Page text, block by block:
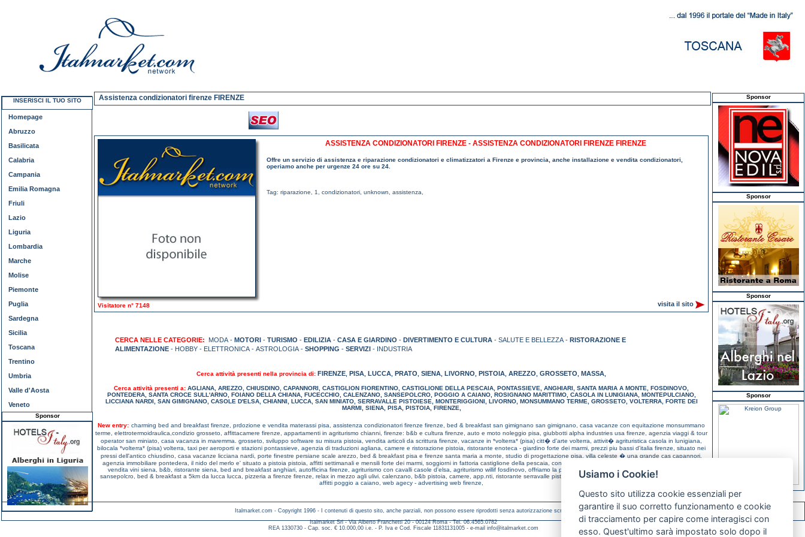
Assistenza condizionatori firenze FIRENZE
Visitatore n° 7148
ASSISTENZA CONDIZIONATORI FIRENZE - ASSISTENZA CONDIZIONATORI FIRENZE FIRENZE
Offre un servizio di assistenza e riparazione condizionatori e climatizzatori a Firenze e provincia, anche installazione e vendita condizionatori,
operiamo anche per urgenze 24 ore su 24.
Tag: riparazione 1 condizionatori unknown assistenza
visita il sito
CERCA NELLE CATEGORIE: MODA - MOTORI - TURISMO - EDILIZIA - CASA E GIARDINO - DIVERTIMENTO E CULTURA - SALUTE E BELLEZZA - RISTORAZIONE E
ALIMENTAZIONE - HOBBY - ELETTRONICA - ASTROLOGIA - SHOPPING - SERVIZI - INDUSTRIA
Cerca attività presenti nella provincia di: FIRENZE PISA LUCCA PRATO SIENA LIVORNO PISTOIA AREZZO GROSSETO MASSA
Cerca attività presenti a: AGLIANA AREZZO CHIUSDINO CAPANNORI CASTIGLION FIORENTINO CASTIGLIONE DELLA PESCAIA PONTASSIEVE ANGHIARI SANTA MARIA A MONTE FOSDINOVO
PONTEDERA, SANTA CROCE SULL'ARNO, FOIANO DELLA CHIANA, FUCECCHIO, CALENZANO, SANSEPOLCRO, POGGIO A CAIANO, ROSIGNANO MARITTIMO, CASOLA IN LUNIGIANA, MONTEPULCIANO,
LICCIANA NARDI, SAN GIMIGNANO, CASOLE D'ELSA, CHIANNI, LUCCA, SAN MINIATO, SERRAVALLE PISTOIESE MONTERIGGIONI, LIVORNO, MONSUMMANO TERME GROSSETO, VOLTERRA, FORTE DEI
MARMI, SIENA, PISA, PISTOIA, FIRENZE
New entry: charming bed and breakfast firenze, prdozione e vendita materassi pisa, assistenza condizionatori firenze firenze, bed & breakfast san gimignano san gimignano, casa vacanze con equitazione monsummano
terme, elettrotermoidraulica,condizio grosseto, affittacamere firenze, appartamenti in agriturismo chianni, firenze: b&b e cultura firenze, auto e moto noleggio pisa, giubbotti alpha industries usa firenze, agenzia viaggi & tour
operator san miniato, casa vacanza in maremma. grosseto, sviluppo software su misura pistoia, vendita articoli da scrittura firenze, vacanze in *volterra* (pisa) citt� d'arte volterra, attivit� agrituristica casola in lunigiana,
bilocala *volterra* (pisa) volterra, taxi per aeroporti e stazioni pontassieve, agenzia di traduzioni agliana, camere e ristorazione pistoia, ristorante enoteca - giardino forte dei marmi, prezzi piu bassi d'italia firenze, situato nei
pressi dell'antico chiusdino, casa vacanze licciana nardi, porte finestre persiane scale arezzo, bed & breakfast pisa e firenze santa maria a monte, studio di progettazione pisa, villa celeste � una grande cas capannori,
agenzia immobiliare pontedera, il nido del merlo e' situato a pistoia pistoia, affitti settimanali e mensili forte dei marmi, soggiorni in fattoria castiglione della pescaia, consulenza per il fotovoltaico firenze,
vendita vini siena, b&b, ristorante siena, bed and breakfast anghiari, autofficina firenze, agriturismo con cavalli casole d'elsa, agriturismo willif fosdinovo, offriamo la possibilita' forte dei marmi,
in toscana, agriturismo
sansepolcro, bed & breakfast a 5km da lucca lucca, pizzeria a firenze firenze, relax in mezzo agli ulivi. calenzano, b&b pistoia, camere, app.nti, ristorante serravalle pistoiese,condizionatori firenze firenze,
affitti poggio a caiano, web agecy - advertising web firenze,
INSERISCI IL TUO SITO
Homepage
Abruzzo
Basilicata
Calabria
Campania
Emilia Romagna
Friuli
Lazio
Liguria
Lombardia
Marche
Molise
Piemonte
Puglia
Sardegna
Sicilia
Toscana
Trentino
Umbria
Valle d'Aosta
Veneto
Sponsor
Sponsor
Sponsor
Sponsor
Sponsor
Italmarket.com - Copyright 1996 - I contenuti di questo sito, anche parziali, non possono essere riprodotti senza autorizzazione scritta.
Italmarket Srl - Via Alberto Franchetti 20 - 00124 Roma - Tel. 06.4565.0782
REA 1330730 - Cap. soc. € 10.000,00 i.e. - P. Iva e Cod. Fiscale 11831131005 - e-mail info@italmarket.com
Usiamo i Cookie!
Questo sito utilizza cookie essenziali per
garantire il suo corretto funzionamento e cookie
di tracciamento per capire come interagisci con
esso. Quest'ultimo sarà impostato solo dopo il